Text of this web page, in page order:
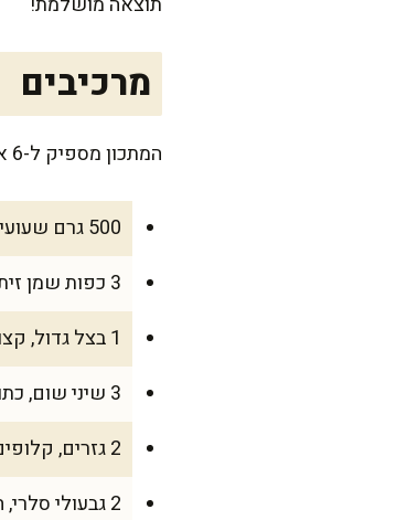
מרכיבים
המתכון מספיק ל-6 אנשים רעבים (ואם נשאר, הוא משתבח במקרר למחרת – תענוג!).
500 גרם שעועית אדומה או לבנה (מושרת במים ללילה לפחות)
3 כפות שמן זית
1 בצל גדול, קצוץ דק
3 שיני שום, כתושות
2 גזרים, קלופים וחתוכים לקוביות
2 גבעולי סלרי, חתוכים לקוביות קטנות (כולל העלים)